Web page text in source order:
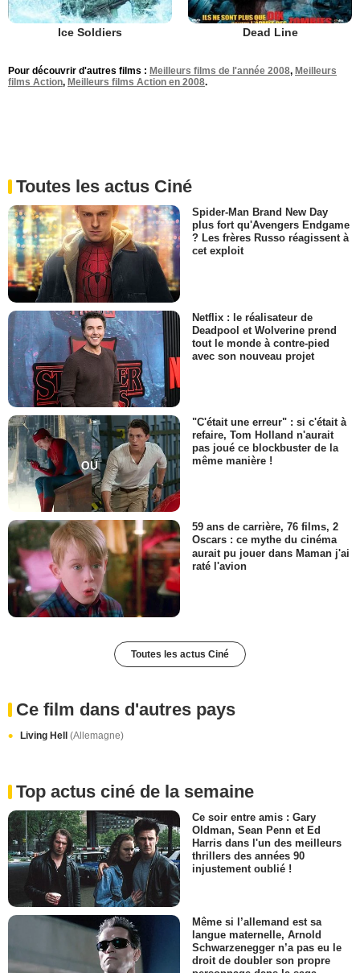
Ice Soldiers Dead Line
Pour découvrir d'autres films : Meilleurs films de l'année 2008, Meilleurs
films Action, Meilleurs films Action en 2008.
Toutes les actus Ciné
Spider-Man Brand New Day
plus fort qu'Avengers Endgame
? Les frères Russo réagissent à
cet exploit
Netflix : le réalisateur de
Deadpool et Wolverine prend
tout le monde à contre-pied
avec son nouveau projet
"C'était une erreur" : si c'était à
refaire, Tom Holland n'aurait
pas joué ce blockbuster de la
même manière !
59 ans de carrière, 76 films, 2
Oscars : ce mythe du cinéma
aurait pu jouer dans Maman j'ai
raté l'avion
Toutes les actus Ciné
Ce film dans d'autres pays
Living Hell (Allemagne)
Top actus ciné de la semaine
Ce soir entre amis : Gary
Oldman, Sean Penn et Ed
Harris dans l'un des meilleurs
thrillers des années 90
injustement oublié !
Même si l’allemand est sa
langue maternelle, Arnold
Schwarzenegger n’a pas eu le
droit de doubler son propre